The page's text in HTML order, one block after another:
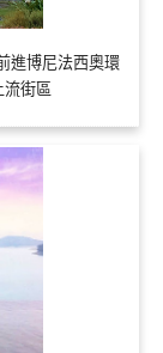
進博尼法西奧環
街區